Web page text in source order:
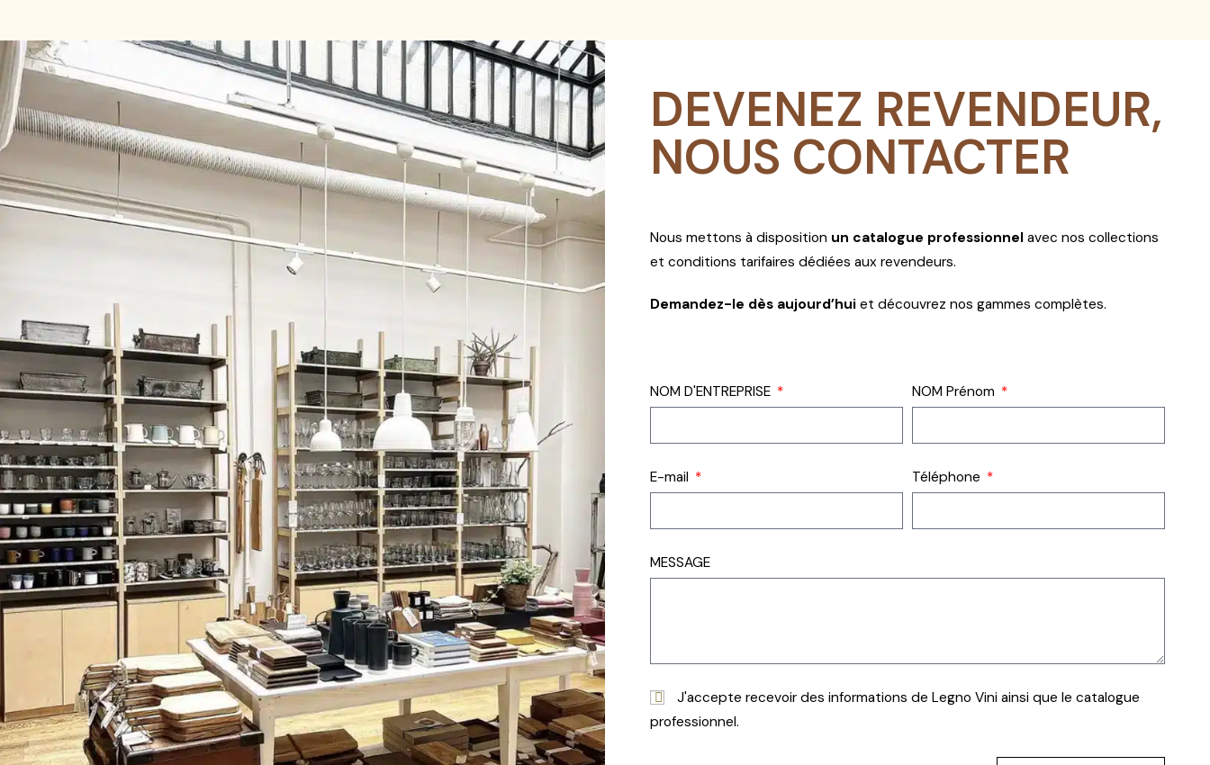
DEVENEZ REVENDEUR,
NOUS CONTACTER
Nous mettons à disposition un catalogue professionnel avec nos collections
et conditions tarifaires dédiées aux revendeurs.
Demandez-le dès aujourd’hui et découvrez nos gammes complètes.
NOM D'ENTREPRISE NOM Prénom
E-mail Téléphone
MESSAGE
J'accepte recevoir des informations de Legno Vini ainsi que le catalogue
professionnel.